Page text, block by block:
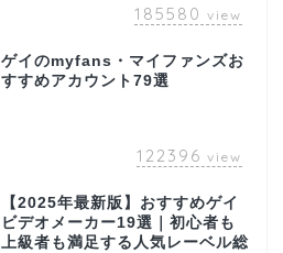
185580 view
ゲイのmyfans・マイファンズお
すすめアカウント79選
122396 view
【2025年最新版】おすすめゲイ
ビデオメーカー19選｜初心者も
上級者も満足する人気レーベル総